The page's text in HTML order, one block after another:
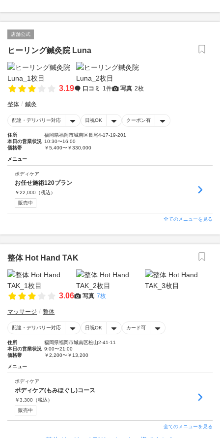
店舗公式
ヒーリング鍼灸院 Luna
3.19 口コミ 1件 写真 2枚
整体 鍼灸
配達・デリバリー対応 日祝OK クーポン有
住所
福岡県福岡市城南区長尾4-17-19-201
本日の営業状況 10:30〜16:00
価格帯
￥5,400〜￥330,000
メニュー
ボディケア
お任せ施術120プラン
￥22,000 （税込）
販売中
全てのメニューを見る
整体 Hot Hand TAK
3.06 写真 7枚
マッサージ 整体
配達・デリバリー対応 日祝OK カード可
住所
福岡県福岡市城南区松山2-41-11
本日の営業状況 9:00〜21:00
価格帯
￥2,200〜￥13,200
メニュー
ボディケア
ボディケア(もみほぐし)コース
￥3,300 （税込）
販売中
全てのメニューを見る